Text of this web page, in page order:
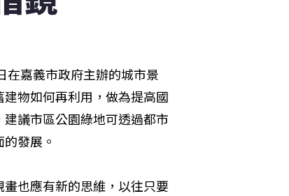
在嘉義市政府主辦的城市景
物如何再利用，做為提高國
議市區公園綠地可透過都市
發展。
也應有新的思維，以往只要